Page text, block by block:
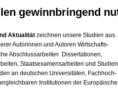
gewinnbringend
Aktualitätzeichnen unsere Studien aus.
Autorinnen und Autoren Wirtschafts-
Abschlussarbeiten ­ Dissertationen,
Staatsexamensarbeiten und
an deutschen Universitäten, Fachhoch-
Institutionen der